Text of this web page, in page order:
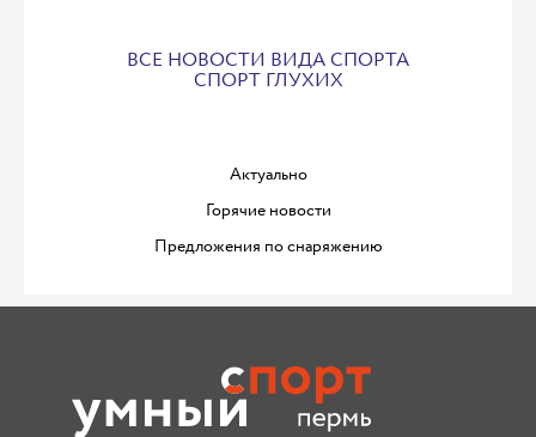
ВСЕ НОВОСТИ ВИДА СПОРТА
СПОРТ ГЛУХИХ
Актуально
Горячие новости
Предложения по снаряжению